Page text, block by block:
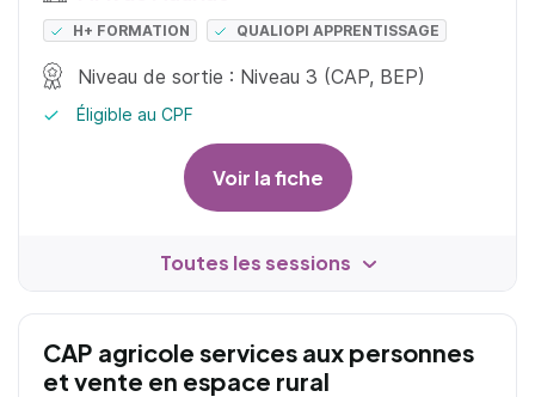
H+ FORMATION QUALIOPI APPRENTISSAGE
Niveau de sortie : Niveau 3 (CAP, BEP)
Éligible au CPF
Voir la fiche
Toutes les sessions
CAP agricole services aux personnes
et vente en espace rural